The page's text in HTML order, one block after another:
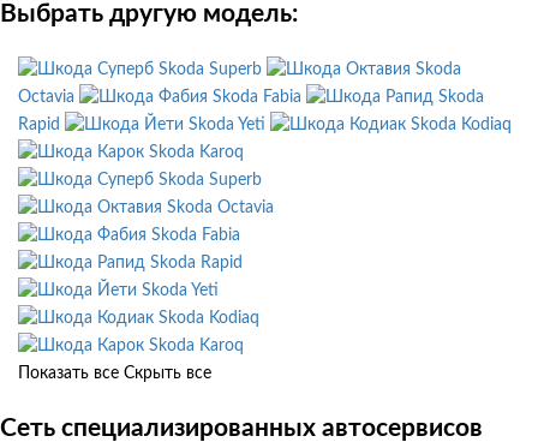
Выбрать другую модель:
Skoda Superb
Skoda
Octavia
Skoda Fabia
Skoda
Rapid
Skoda Yeti
Skoda Kodiaq
Skoda Karoq
Skoda Superb
Skoda Octavia
Skoda Fabia
Skoda Rapid
Skoda Yeti
Skoda Kodiaq
Skoda Karoq
Показать все Скрыть все
Сеть специализированных автосервисов